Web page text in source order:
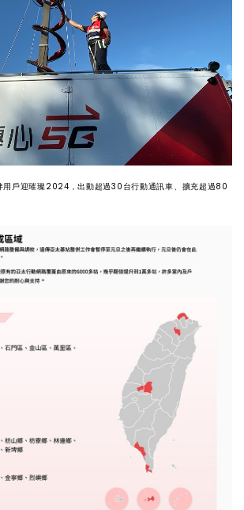
用戶迎璀璨2024，出動超過30台行動通訊車、擴充超過80